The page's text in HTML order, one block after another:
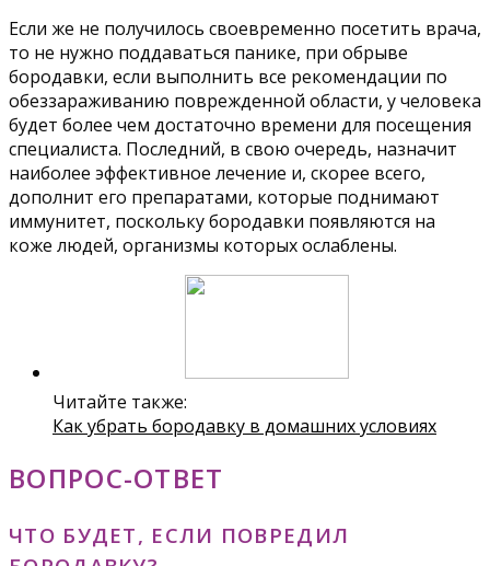
Если же не получилось своевременно посетить врача,
то не нужно поддаваться панике, при обрыве
бородавки, если выполнить все рекомендации по
обеззараживанию поврежденной области, у человека
будет более чем достаточно времени для посещения
специалиста. Последний, в свою очередь, назначит
наиболее эффективное лечение и, скорее всего,
дополнит его препаратами, которые поднимают
иммунитет, поскольку бородавки появляются на
коже людей, организмы которых ослаблены.
Читайте также:
Как убрать бородавку в домашних условиях
ВОПРОС-ОТВЕТ
ЧТО БУДЕТ, ЕСЛИ ПОВРЕДИЛ